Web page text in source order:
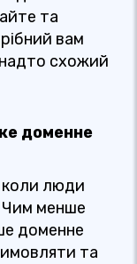
та
вам
схожий
доменне
коли люди
Чим менше
доменне
та